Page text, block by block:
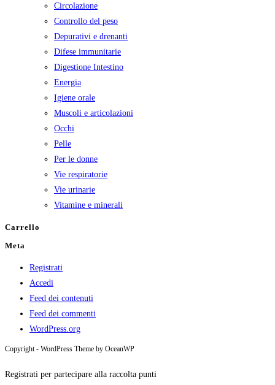
Circolazione
Controllo del peso
Depurativi e drenanti
Difese immunitarie
Digestione Intestino
Energia
Igiene orale
Muscoli e articolazioni
Occhi
Pelle
Per le donne
Vie respiratorie
Vie urinarie
Vitamine e minerali
Carrello
Meta
Registrati
Accedi
Feed dei contenuti
Feed dei commenti
WordPress.org
Copyright - WordPress Theme by OceanWP
Registrati per partecipare alla raccolta punti